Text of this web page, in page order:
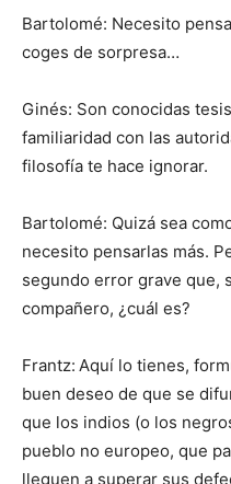
Bartolomé: Necesito
coges de sorpresa…
Ginés: Son conocidas
familiaridad con las
filosofía te hace ignorar.
Bartolomé: Quizá sea
necesito pensarlas más.
segundo error grave que,
compañero, ¿cuál es?
Frantz: Aquí lo tienes,
buen deseo de que se
que los indios (o los
pueblo no europeo, que
lleguen a superar sus